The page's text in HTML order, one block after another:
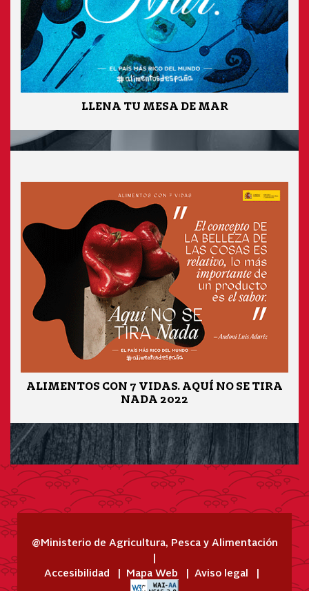
LLENA TU MESA DE MAR
ALIMENTOS CON 7 VIDAS. AQUÍ NO SE TIRA
NADA 2022
@Ministerio de Agricultura, Pesca y Alimentación
Accesibilidad Mapa Web Aviso legal